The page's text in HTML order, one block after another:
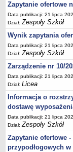
Zapytanie ofertowe
Data publikacji: 21 lipca
Dział:Zespoły Szkół
Wynik zapytania
Data publikacji: 21 lipca
Dział:Zespoły Szkół
Zarządzenie nr 10/
Data publikacji: 21 lipca
Dział:Licea
Informacja o
dostawę
Data publikacji: 21 lipca
Dział:Zespoły Szkół
Zapytanie ofertowe
przypodłogowych